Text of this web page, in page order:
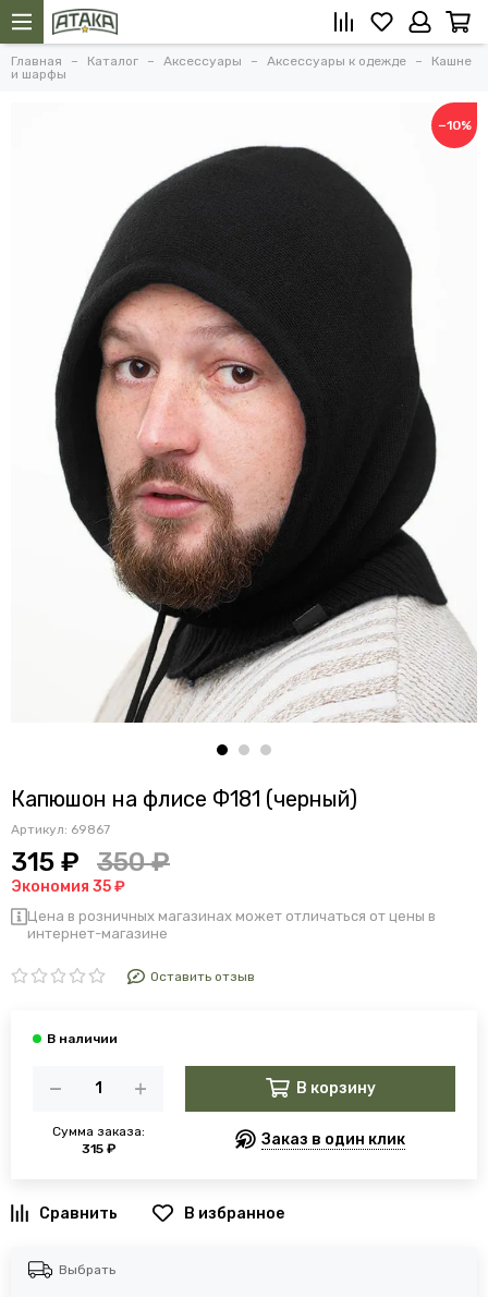
Главная Каталог Аксессуары Аксессуары к одежде
Кашне
и шарфы
−10%
Капюшон на флисе Ф181 (черный)
Артикул: 69867
315 ₽ 350 ₽
Экономия 35 ₽
Цена в розничных магазинах может отличаться от цены в
интернет-магазине
Оставить отзыв
Сумма заказа:
315 ₽
В корзину
Заказ в один клик
В избранное
Выбрать